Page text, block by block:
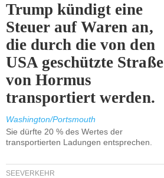
Trump kündigt eine
Steuer auf Waren an,
die durch die von den
USA geschützte Straße
von Hormus
transportiert werden.
Washington/Portsmouth
Sie dürfte 20 % des Wertes der
transportierten Ladungen entsprechen.
SEEVERKEHR